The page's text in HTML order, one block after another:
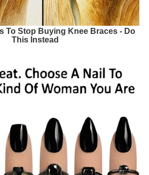
To Stop Buying Knee Braces - Do
This Instead